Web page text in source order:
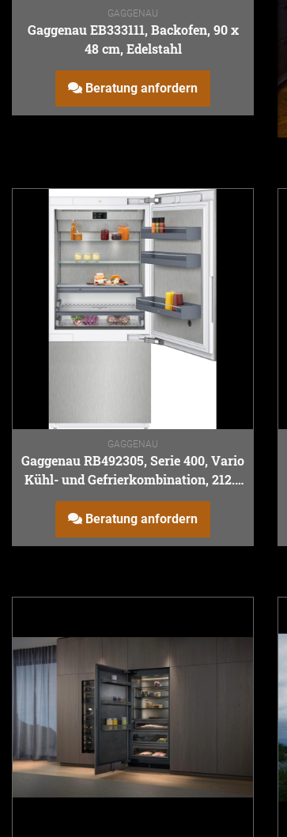
GAGGENAU
Gaggenau EB333111, Backofen, 90 x
48 cm, Edelstahl
Beratung anfordern
GAGGENAU
Gaggenau RB492305, Serie 400, Vario
Kühl- und Gefrierkombination, 212.5
x 90.8 cm
Beratung anfordern